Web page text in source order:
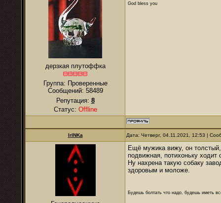
дерзкая плутоффка
Группа: Проверенные
Сообщений: 58489
Репутация: 8
Статус: Offline
God bless you
IrINKa Дата: Четверг, 04.11.2021, 12:53 |
Ещё мужика вижу, он толстый,
подвижная, потихоньку ходит
Ну нахрена такую собаку
здоровым и моложе.
Будешь болтать что надо, будешь иметь